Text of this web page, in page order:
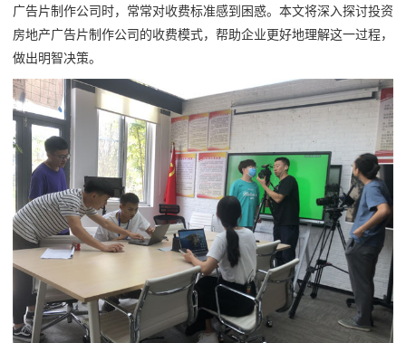
广告片制作公司时，常常对收费标准感到困惑。本文将深入探讨投资
房地产广告片制作公司的收费模式，帮助企业更好地理解这一过程，
做出明智决策。